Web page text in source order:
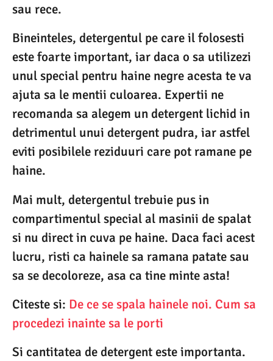
sau rece.
Bineinteles, detergentul pe care il folosesti
este foarte important, iar daca o sa utilizezi
unul special pentru haine negre acesta te va
ajuta sa le mentii culoarea. Expertii ne
recomanda sa alegem un detergent lichid in
detrimentul unui detergent pudra, iar astfel
eviti posibilele reziduuri care pot ramane pe
haine.
Mai mult, detergentul trebuie pus in
compartimentul special al masinii de spalat
si nu direct in cuva pe haine. Daca faci acest
lucru, risti ca hainele sa ramana patate sau
sa se decoloreze, asa ca tine minte asta!
Citeste si: De ce se spala hainele noi. Cum sa
procedezi inainte sa le porti
Si cantitatea de detergent este importanta.